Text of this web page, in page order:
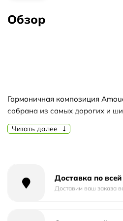
Обзор
Гармоничная композиция
собрана из самых дорогих и
она рождает безупречно
звучание аромата.
Чувственные экзотические
категорию восточных
Читать далее
Доставка по всей
Доставим ваш заказа